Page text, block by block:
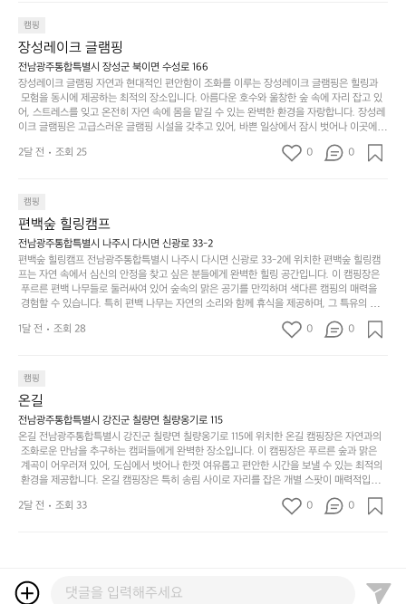
을
가
려
보
세
요.
튼
을
조
용
히
o
l
a
t
는
크
기,
무
게,
이
의
아
주
미
가
존
재
합
니
다.
웃
도
어
의
경
럽
게
이
어
주
E
M
O
U
N
T
이
라
고
해
야
하
리
를
잡
았
는
하
고
경
치
도
으며 깊은 숙면을 취할 수 있는 기회를 제공합니다.  이곳은 자연과의 완벽한 조화를 이루며,
다채로운 야외 활동을 제공합니다. 특히 어린이들은 안전하게 놀 수 있는 놀이시설이 마련
되어 있어 부모님들과 함께 즐거운 시간을 보낼 수 있습니다. 주변의 다양한 관광지와 먹거
리를 탐험하는 재미도 포레스트 창평의 매력 중 하나입니다.  또한, 캠핑장을 방문한 후 지속
적으로 재방문하는 이들이 많아 인기가 날로 상승하고 있습니다. 포레스트 창평은 단순한 캠
핑 그 이상을 제공하며, 자연을 사랑하는 모든 이들에게 꼭 한번 경험해봐야 할 장소로 자리
잡았습니다.  인기 정도: ★★★★★
캠핑
장성레이크 글램핑
전남광주통합특별시 장성군 북이면 수성로 166
장성레이크 글램핑 자연과 현대적인 편안함이 조화를 이루는 장성레이크 글램핑은 힐링과
모험을 동시에 제공하는 최적의 장소입니다. 아름다운 호수와 울창한 숲 속에 자리 잡고 있
어, 스트레스를 잊고 온전히 자연 속에 몸을 맡길 수 있는 완벽한 환경을 자랑합니다. 장성레
이크 글램핑은 고급스러운 글램핑 시설을 갖추고 있어, 바쁜 일상에서 잠시 벗어나 이곳에
오면 사치스러운 휴식이 가능해집니다. 독립된 텐트에서 제공되는 특별한 불멍 공간은 소중
한 사람과 함께 따뜻한 이야기를 나눌 수 있는 소중한 시간을 만들어 줍니다. 또한, 주변의 자
을 창출하는 시간이 될 것입니다. 특히 식사를 좋아하는 분들에게는 매주 특별한 바비큐 파
티와 지역에서 나는 신선한 재료로 만든 다양한 요리를 제공하여 미각을 만족시켜 줍니다.
장성레이크 글램핑은 그 아름다운 경관과 최고 품질의 시설 덕분에 최근 몇 년 사이에 특히
주목받고 있는 캠핑장 중 하나입니다. 주말이면 방문객이 가득해 예약이 빠르게 차는 만큼
미리 일정을 계획하시는 것이 좋습니다. 나만의 프라이빗한 공간에서 가족 및 사랑하는 사
람들과 함께하세요. 당신의 대자연 속 힐링을 기다리는 장성레이크 글램핑은 언젠가 반드시
방문해봐야 할 명소로 자리매김하였습니다. 인기 정도: ★★★★★
2달 전 조회 25 0 0
캠핑
편백숲 힐링캠프
전남광주통합특별시 나주시 다시면 신광로 33-2
편백숲 힐링캠프 전남광주통합특별시 나주시 다시면 신광로 33-2에 위치한 편백숲 힐링캠
프는 자연 속에서 심신의 안정을 찾고 싶은 분들에게 완벽한 힐링 공간입니다. 이 캠핑장은
푸르른 편백 나무들로 둘러싸여 있어 숲속의 맑은 공기를 만끽하며 색다른 캠핑의 매력을
경험할 수 있습니다. 특히 편백 나무는 자연의 소리와 함께 휴식을 제공하며, 그 특유의 아로
마향이 심리적 안정감을 가져다줍니다. 이곳에서 아침 햇살을 맞으며 조용한 숲속에서의 커
피 한 잔은 그 어떤 도시의 카페에서 느끼기 힘든 특별함을 선사합니다. 편백숲 힐링캠프는
즐길 수 있는 기회도 많은데, 자전거를 타거나 숲속을 거닐며 다양한 생태계를 체험해보는
것도 일상의 스트레스를 잊게 해줍니다. 또한, 캠프파이어를 즐기며 별빛 아래서 시간을 보
내는 것은 일상에서 벗어나 새로운 여유를 찾는 방법입니다. 운영자는 항상 방문객의 편안함
과 안전을 최우선으로 생각하고 있으며, 깨끗하고 잘 관리된 시설을 자랑합니다. 가족들이
함께하는 모닥불 구이 파티나 친구들과의 캠핑 퀴즈도 놓칠 수 없는 재미가 됩니다. 자연과
의 조화 속에서 힐링할 수 있는 편백숲 힐링캠프는 현대인의 바쁜 일상에서 벗어나 소중한
시간을 가지고 싶은 분들에게 특히 추천드립니다. 지금 바로 나주로 떠나 여유로움과 행복
이 가득한 캠핑을 경험해보세요! 인기 정도: ★★★★☆
1달 전 조회 28 0 0
캠핑
온길
전남광주통합특별시 강진군 칠량면 칠량옹기로 115
온길 전남광주통합특별시 강진군 칠량면 칠량옹기로 115에 위치한 온길 캠핑장은 자연과의
조화로운 만남을 추구하는 캠퍼들에게 완벽한 장소입니다. 이 캠핑장은 푸르른 숲과 맑은
계곡이 어우러져 있어, 도심에서 벗어나 한껏 여유롭고 편안한 시간을 보낼 수 있는 최적의
환경을 제공합니다. 온길 캠핑장은 특히 송림 사이로 자리를 잡은 개별 스팟이 매력적입니
다. 각 사이트마다 적당한 간격이 유지되어 있어 프라이빗한 캠핑을 선호하는 분들에게는 더
없이 좋은 선택이지요. 숲속에서의 고요한 밤, 별빛 아래서의 캠핑은 마치 동화 속에 들어온
기가 많아 예약하기 어렵기도 하니 미리 계획을 세우는 것이 좋습니다. 또한, 계절마다 변하
는 아름다운 자연 경관은 언제 가도 새로운 감동을 줍니다. 가족 단위 캠퍼는 물론, 연인이나
2달 전 조회 33 0 0